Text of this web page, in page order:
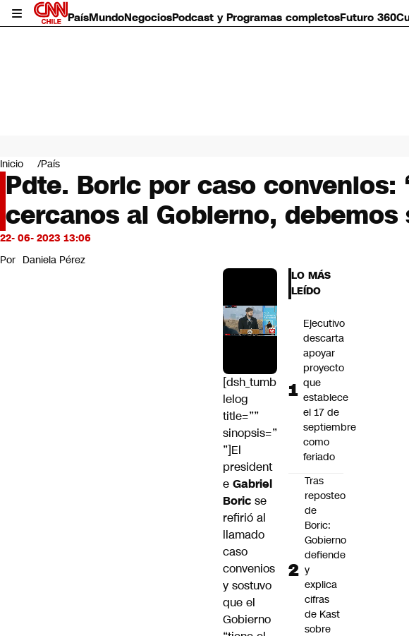
PaísMundoNegociosPodcast y Programas completosFuturo 360
Mundo
Negocios
Deportes
Programas completos
Cultura
Servicios
Bits
CNN Data
Inicio País
Pdte. Boric por caso
cercanos al Gobierno,
22- 06- 2023 13:06
Por Daniela Pérez
[dsh_tumb
lelog
title=””
sinopsis=”
”]El
president
e Gabriel
Boric se
refirió al
llamado
caso
convenios
y sostuvo
que el
Gobierno
LO MÁS
LEÍDO
Ejecutivo
descarta
apoyar
proyecto
que
establece
el 17 de
septiembre
como
feriado
Tras
reposteo
de
Boric:
Gobierno
defiende
y
explica
cifras
de Kast
sobre